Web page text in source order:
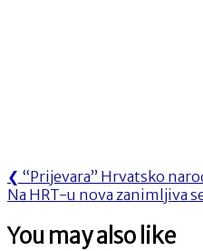
Navigacija
objava
❮ Previous
Post:
“Prijevara” Hrvatsko
Next
Na HRT-u nova zanimljiva
You may also like